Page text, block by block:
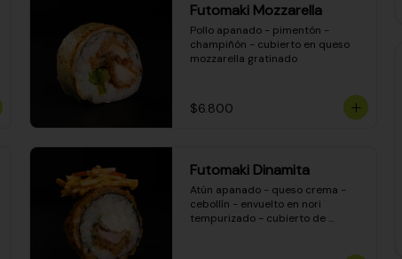
Futomaki Mozzarella
Pollo apanado - pimentón -
champiñón - cubierto en queso
mozzarella gratinado
$6.800
Futomaki Dinamita
Atún apanado - queso crema -
cebollín - envuelto en nori
tempurizado - cubierto de